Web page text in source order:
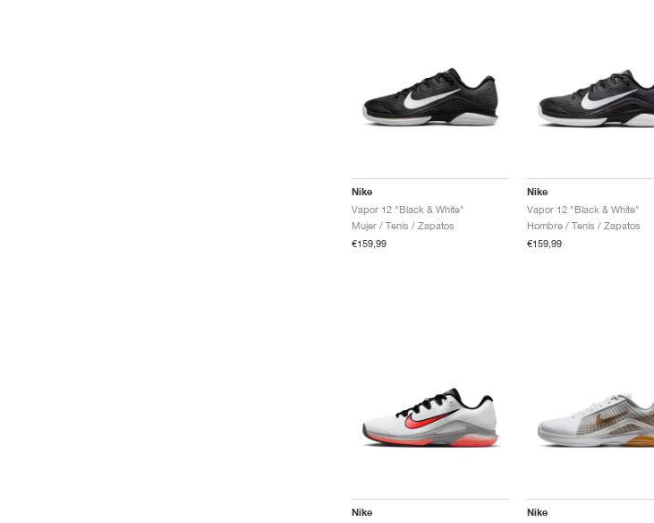
Nike
Vapor 12 "Black & White"
Mujer / Tenis / Zapatos
€159,99
Nike
Vapor 12 "Black & White"
Hombre / Tenis / Zapatos
€159,99
Nike Nike